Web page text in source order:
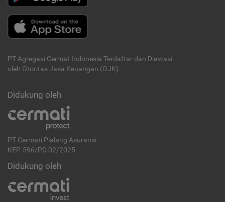
PT Agregasi Cermat Indonesia Terdaftar dan Diawasi
oleh Otoritas Jasa Keuangan (OJK)
Didukung oleh
PT Cermati Pialang Asuransi
KEP-596/PD.02/2025
Didukung oleh